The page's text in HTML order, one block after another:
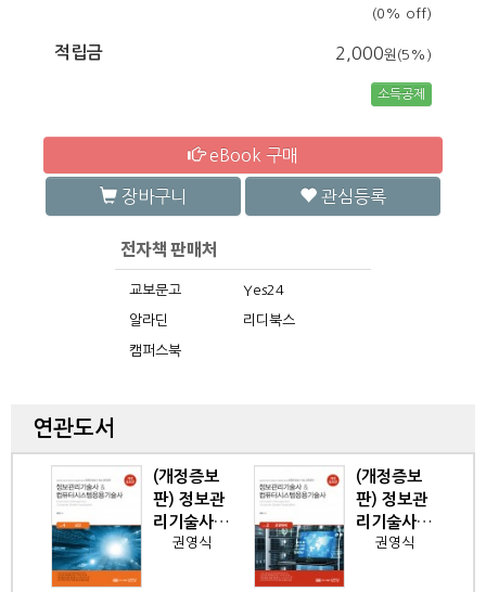
(0% off)
적립금 2,000원(5%)
소득공제
eBook 구매
장바구니 관심등록
교보문고 Yes24
알라딘 리디북스
캠퍼스북
연관도서
술사&
터시스
용기술
(개정증보
판) 정보관
리기술사&
컴퓨터시스
템응용기술
권영식
(개정증보
판) 정보관
리기술사&
컴퓨터시스
권영식